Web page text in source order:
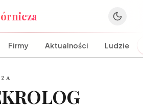
Firmy Aktualności Ludzie